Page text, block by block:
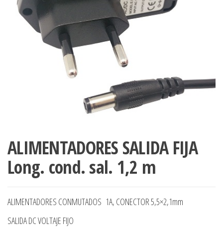
ALIMENTADORES SALIDA FIJA
Long. cond. sal. 1,2 m
ALIMENTADORES CONMUTADOS 1A, CONECTOR 5,5×2,1mm
SALIDA DC VOLTAJE FIJO